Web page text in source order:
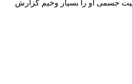
جسمی او را بسیار وخیم گزارش